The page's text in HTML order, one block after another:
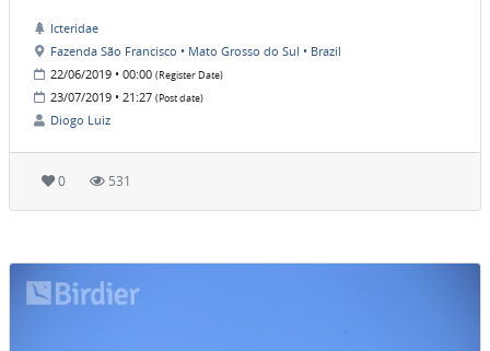
Icteridae
Fazenda São Francisco • Mato Grosso do Sul • Brazil
22/06/2019 • 00:00 (Register Date)
23/07/2019 • 21:27 (Post date)
Diogo Luiz
0 531